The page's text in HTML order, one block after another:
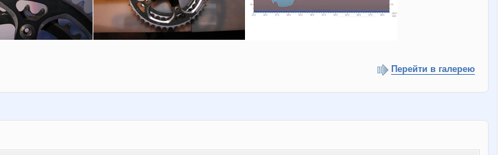
Перейти в галерею